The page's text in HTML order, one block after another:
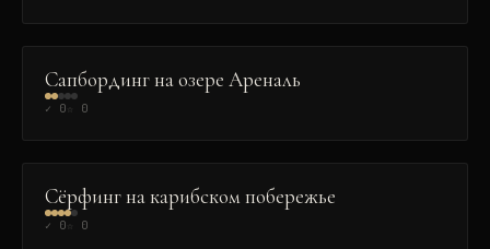
ЭКСТРИМ
Сапбординг на озере Ареналь
✓ 0 0
ЭКСТРИМ
Сёрфинг на карибском побережье
✓ 0 0